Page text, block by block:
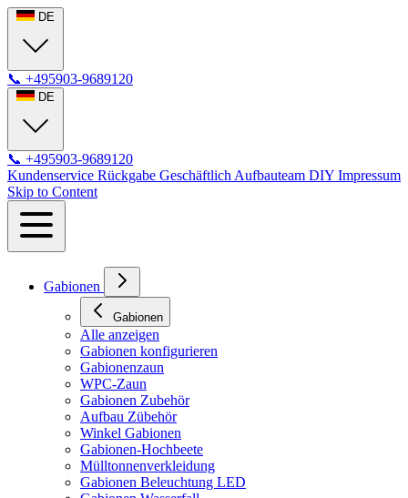
DE
📞 +495903-9689120
DE
📞 +495903-9689120
Kundenservice Rückgabe Geschäftlich Aufbauteam DIY Impressum
Skip to Content
Gabionen
Gabionen
Alle anzeigen
Gabionen konfigurieren
Gabionenzaun
WPC-Zaun
Gabionen Zubehör
Aufbau Zübehör
Winkel Gabionen
Gabionen-Hochbeete
Mülltonnenverkleidung
Gabionen Beleuchtung LED